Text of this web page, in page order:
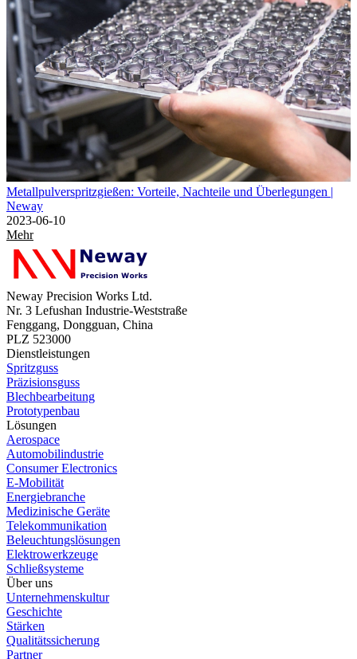
Metallpulverspritzgießen: Vorteile, Nachteile und Überlegungen |
Neway
2023-06-10
Mehr
Neway Precision Works Ltd.
Nr. 3 Lefushan Industrie-Weststraße
Fenggang, Dongguan, China
PLZ 523000
Dienstleistungen
Spritzguss
Präzisionsguss
Blechbearbeitung
Prototypenbau
Lösungen
Aerospace
Automobilindustrie
Consumer Electronics
E-Mobilität
Energiebranche
Medizinische Geräte
Telekommunikation
Beleuchtungslösungen
Elektrowerkzeuge
Schließsysteme
Über uns
Unternehmenskultur
Geschichte
Stärken
Qualitätssicherung
Partner